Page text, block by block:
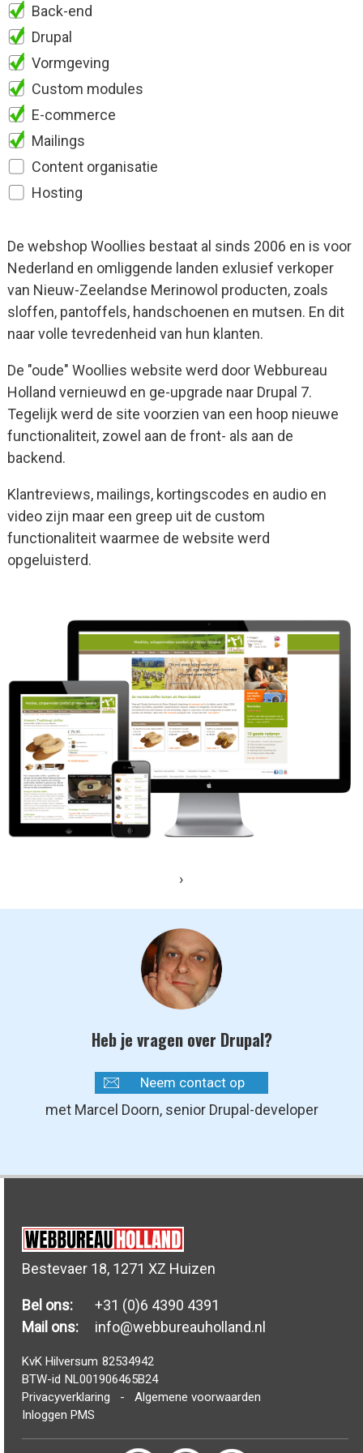
Back-end
Drupal
Vormgeving
Custom modules
E-commerce
Mailings
Content organisatie
Hosting
De webshop Woollies bestaat al sinds 2006 en is voor
Nederland en omliggende landen exlusief verkoper
van Nieuw-Zeelandse Merinowol producten, zoals
sloffen, pantoffels, handschoenen en mutsen. En dit
naar volle tevredenheid van hun klanten.
De "oude" Woollies website werd door Webbureau
Holland vernieuwd en ge-upgrade naar Drupal 7.
Tegelijk werd de site voorzien van een hoop nieuwe
functionaliteit, zowel aan de front- als aan de
backend.
Klantreviews, mailings, kortingscodes en audio en
video zijn maar een greep uit de custom
functionaliteit waarmee de website werd
opgeluisterd.
›
Heb je vragen over Drupal?
Neem contact op
met Marcel Doorn, senior Drupal-developer
Bestevaer 18, 1271 XZ Huizen
Bel ons:
+31 (0)6 4390 4391
Mail ons:
info@webbureauholland.nl
KvK Hilversum 82534942
BTW-id NL001906465B24
Privacyverklaring -Algemene voorwaarden
Inloggen PMS